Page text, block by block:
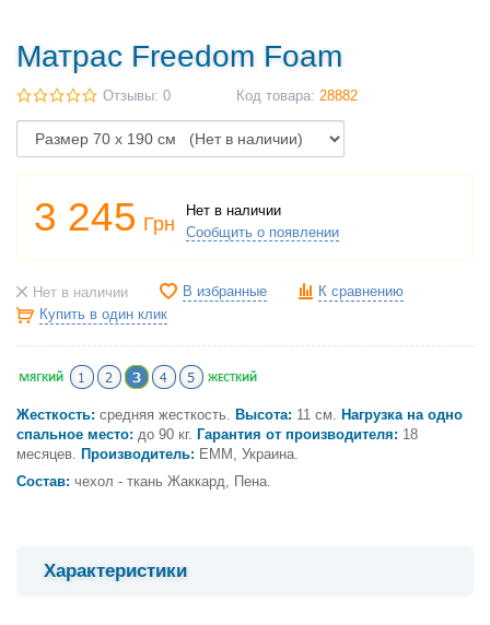
Матрас Freedom Foam
Отзывы: 0 Код товара: 28882
3 245 Грн
Нет в наличии
Сообщить о появлении
Нет в наличии В избранные
К сравнению
Купить в один клик
Жесткость: средняя жесткость. Высота: 11 см.
Нагрузка на одно
спальное место: до 90 кг. Гарантия от производителя: 18
месяцев.
Производитель: ЕММ, Украина.
Состав: чехол - ткань Жаккард, Пена.
Характеристики